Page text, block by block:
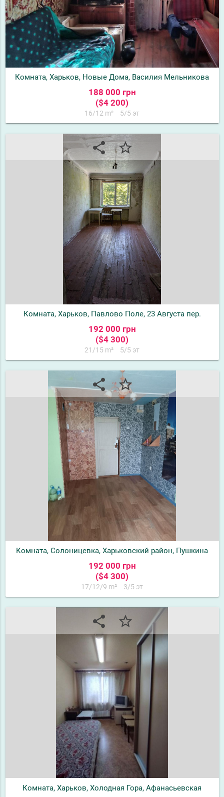
Комната, Харьков, Новые Дома, Василия Мельникова
188 000 грн
($4 200)
16/12 m² 5/5 эт
share star_border
Комната, Харьков, Павлово Поле, 23 Августа пер.
192 000 грн
($4 300)
21/15 m² 5/5 эт
share star_border
Комната, Солоницевка, Харьковский район, Пушкина
192 000 грн
($4 300)
17/12/9 m² 3/5 эт
share star_border
Комната, Харьков, Холодная Гора, Афанасьевская